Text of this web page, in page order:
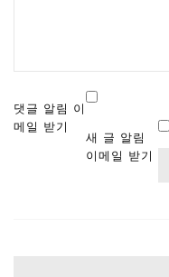
댓글 알림 이
메일 받기
새 글 알림
이메일 받기